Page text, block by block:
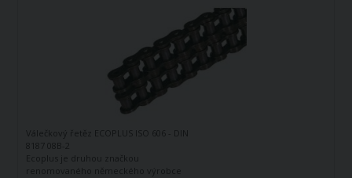
Válečkový řetěz ECOPLUS ISO 606 - DIN
8187 08B-2
Ecoplus je druhou značkou
renomovaného německého výrobce